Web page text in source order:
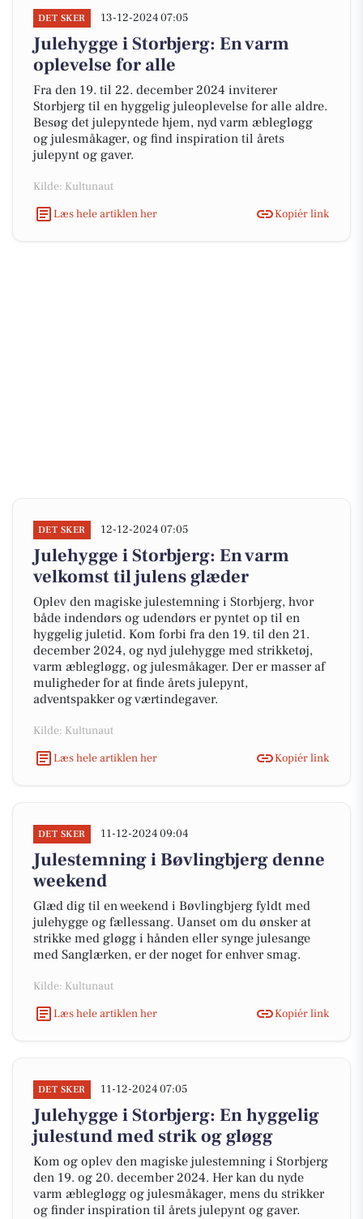
DET SKER 13-12-2024 07:05
Julehygge i Storbjerg: En varm
oplevelse for alle
Fra den 19. til 22. december 2024 inviterer
Storbjerg til en hyggelig juleoplevelse for alle aldre.
Besøg det julepyntede hjem, nyd varm æblegløgg
og julesmåkager, og find inspiration til årets
julepynt og gaver.
Kilde: Kultunaut
Læs hele artiklen her
Kopiér link
DET SKER 12-12-2024 07:05
Julehygge i Storbjerg: En varm
velkomst til julens glæder
Oplev den magiske julestemning i Storbjerg, hvor
både indendørs og udendørs er pyntet op til en
hyggelig juletid. Kom forbi fra den 19. til den 21.
december 2024, og nyd julehygge med strikketøj,
varm æblegløgg, og julesmåkager. Der er masser af
muligheder for at finde årets julepynt,
adventspakker og værtindegaver.
Kilde: Kultunaut
Læs hele artiklen her
Kopiér link
DET SKER 11-12-2024 09:04
Julestemning i Bøvlingbjerg denne
weekend
Glæd dig til en weekend i Bøvlingbjerg fyldt med
julehygge og fællessang. Uanset om du ønsker at
strikke med gløgg i hånden eller synge julesange
med Sanglærken, er der noget for enhver smag.
Kilde: Kultunaut
Læs hele artiklen her
Kopiér link
DET SKER 11-12-2024 07:05
Julehygge i Storbjerg: En hyggelig
julestund med strik og gløgg
Kom og oplev den magiske julestemning i Storbjerg
den 19. og 20. december 2024. Her kan du nyde
varm æblegløgg og julesmåkager, mens du strikker
og finder inspiration til årets julepynt og gaver.